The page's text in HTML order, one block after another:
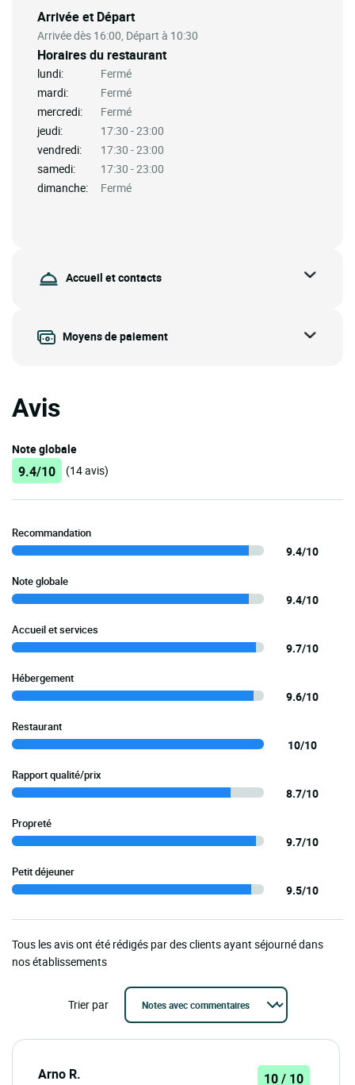
Arrivée et Départ
Arrivée dès 16:00, Départ à 10:30
Horaires du restaurant
lundi:
Fermé
mardi:
Fermé
mercredi:
Fermé
jeudi:
17:30 - 23:00
vendredi:
17:30 - 23:00
samedi:
17:30 - 23:00
dimanche:
Fermé
Accueil et contacts
Moyens de paiement
Avis
Note globale
9.4/10 (14 avis)
Recommandation
9.4/10
Note globale
9.4/10
Accueil et services
9.7/10
Hébergement
9.6/10
Restaurant
10/10
Rapport qualité/prix
8.7/10
Propreté
9.7/10
Petit déjeuner
9.5/10
Tous les avis ont été rédigés par des clients ayant séjourné dans
nos établissements
Trier par
Arno R. 10 / 10